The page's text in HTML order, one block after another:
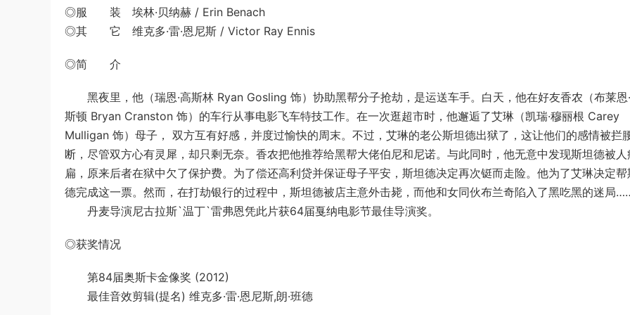
◎服 装 埃林·贝纳赫 / Erin Benach
◎其 它 维克多·雷·恩尼斯 / Victor Ray Ennis
◎简 介
黑夜里，他（瑞恩·高斯林 Ryan Gosling 饰）协助黑帮分子抢劫，是运送车手。白天，他在好友香农（布莱恩
斯顿 Bryan Cranston 饰）的车行从事电影飞车特技工作。在一次逛超市时，他邂逅了艾琳（凯瑞·穆丽根 Carey
Mulligan 饰）母子， 双方互有好感，并度过愉快的周末。不过，艾琳的老公斯坦德出狱了，这让他们的感情被拦
断，尽管双方心有灵犀，却只剩无奈。香农把他推荐给黑帮大佬伯尼和尼诺。与此同时，他无意中发现斯坦德被人
扁，原来后者在狱中欠了保护费。为了偿还高利贷并保证母子平安，斯坦德决定再次铤而走险。他为了艾琳决定帮
德完成这一票。然而，在打劫银行的过程中，斯坦德被店主意外击毙，而他和女同伙布兰奇陷入了黑吃黑的迷局
丹麦导演尼古拉斯`温丁`雷弗恩凭此片获64届戛纳电影节最佳导演奖。
◎获奖情况
第84届奥斯卡金像奖 (2012)
最佳音效剪辑(提名) 维克多·雷·恩尼斯,朗·班德